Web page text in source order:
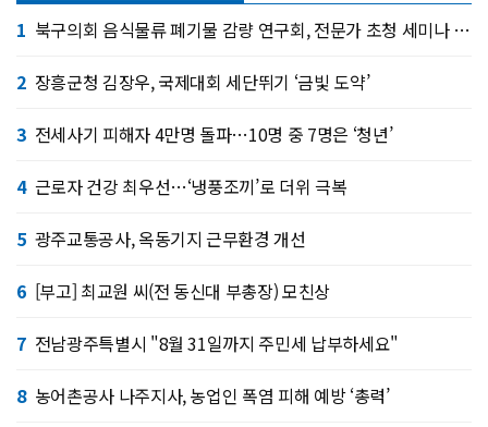
1 북구의회 음식물류 폐기물 감량 연구회, 전문가 초청 세미나 개최
2 장흥군청 김장우, 국제대회 세단뛰기 ‘금빛 도약’
3 전세사기 피해자 4만명 돌파…10명 중 7명은 ‘청년’
4 근로자 건강 최우선…‘냉풍조끼’로 더위 극복
5 광주교통공사, 옥동기지 근무환경 개선
6 [부고] 최교원 씨(전 동신대 부총장) 모친상
7 전남광주특별시 "8월 31일까지 주민세 납부하세요"
8 농어촌공사 나주지사, 농업인 폭염 피해 예방 ‘총력’